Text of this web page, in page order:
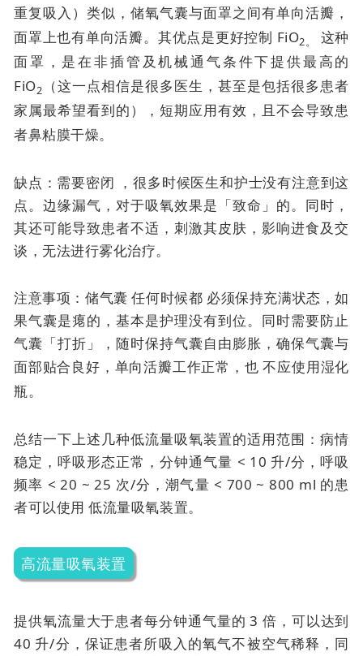
重复吸入）类似，储氧气囊与面罩之间有单向活瓣，
面罩上也有单向活瓣。其优点是更好控制 FiO2。
这种
面罩，是在非插管及机械通气条件下提供最高的
FiO2
（这一点相信是很多医生，甚至是包括很多患者
家属最希望看到的），短期应用有效，且不会导致患
者鼻粘膜干燥。
缺点：需要密闭 ，很多时候医生和护士没有注意到这
点。边缘漏气，对于吸氧效果是「致命」的。同时，
其还可能导致患者不适，刺激其皮肤，影响进食及交
谈，无法进行雾化治疗。
注意事项：储气囊任何时候都 必须保持充满状态，如
果气囊是瘪的，基本是护理没有到位。同时需要防止
气囊「打折」，随时保持气囊自由膨胀，确保气囊与
面部贴合良好，单向活瓣工作正常，也不应使用湿化
瓶。
总结一下上述几种低流量吸氧装置的适用范围：病情
稳定，呼吸形态正常，分钟通气量 < 10 升/分，呼吸
频率 < 20 ~ 25 次/分，潮气量 < 700 ~ 800 ml 的患
者可以使用低流量吸氧装置。
高流量吸氧装置
提供氧流量大于患者每分钟通气量的 3 倍，可以达到
40 升/分，保证患者所吸入的氧气不被空气稀释，同